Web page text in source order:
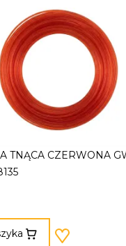
TNĄCA CZERWONA